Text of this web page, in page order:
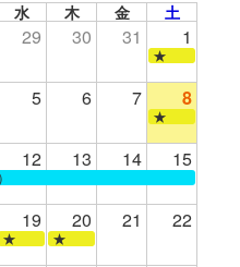
水 木 金 土
29 30 31 1
★
5 6 7 8
★
12 13 14 15
19 20 21 22
★
★